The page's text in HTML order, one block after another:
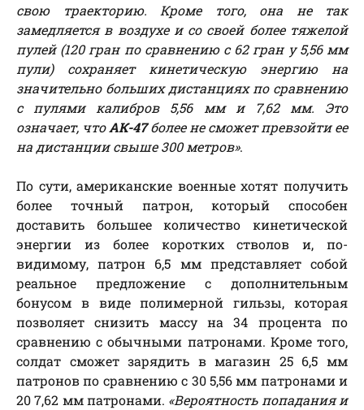
свою траекторию. Кроме того, она не так
замедляется в воздухе и со своей более тяжелой
пулей (120 гран по сравнению с 62 гран у 5,56 мм
пули) сохраняет кинетическую энергию на
значительно больших дистанциях по сравнению
с пулями калибров 5,56 мм и 7,62 мм. Это
означает, чтоАК-47более не сможет превзойти ее
на дистанции свыше 300 метров».
По сути, американские военные хотят получить
более точный патрон, который способен
доставить большее количество кинетической
энергии из более коротких стволов и, по-
видимому, патрон 6,5 мм представляет собой
реальное предложение с дополнительным
бонусом в виде полимерной гильзы, которая
позволяет снизить массу на 34 процента по
сравнению с обычными патронами. Кроме того,
солдат сможет зарядить в магазин 25 6,5 мм
патронов по сравнению с 30 5,56 мм патронами и
20 7,62 мм патронами. «Вероятность попадания и